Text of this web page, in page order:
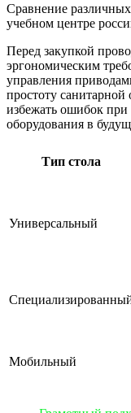
Сравнение
учебном центре
Перед закупкой
эргономическим
управления
простоту
избежать ошибок при
оборудования в
Тип стола
Универсальный
Мобильный